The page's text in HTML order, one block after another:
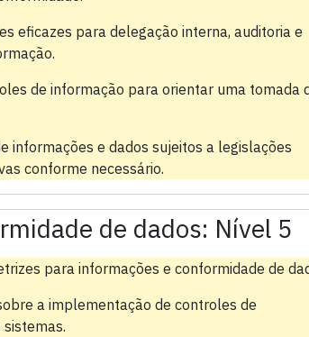
eficazes para delegação interna, auditoria e
de informação para orientar uma tomada
informações e dados sujeitos a legislações
conforme necessário.
de dados: Nível 5
para informações e conformidade de
a implementação de controles de